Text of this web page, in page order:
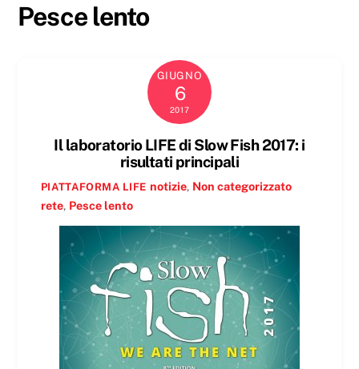
Pesce lento
GIUGNO
6
2017
Il laboratorio LIFE di Slow Fish 2017: i
risultati principali
PIATTAFORMA LIFE notizie, Non categorizzato
rete, Pesce lento